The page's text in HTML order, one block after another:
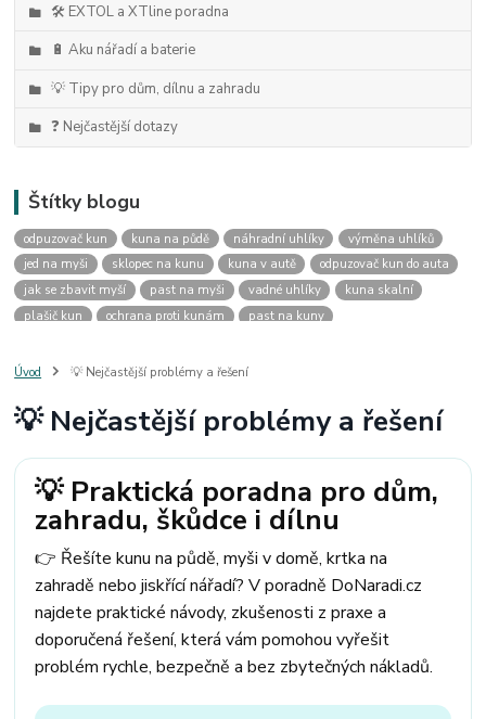
🛠️ EXTOL a XTline poradna
🔋 Aku nářadí a baterie
💡 Tipy pro dům, dílnu a zahradu
❓ Nejčastější dotazy
Štítky blogu
odpuzovač kun kuna na půdě náhradní uhlíky
výměna uhlíků
jed na myši
sklopec na kunu kuna v autě
odpuzovač kun do auta
jak se zbavit myší
past na myši vadné uhlíky
kuna skalní
plašič kun
ochrana proti kunám
past na kuny
past na kunu
myši v domě odpuzovač myší
štěnice
štěnice v hotelu jak se zbavit kuny
kuna ve střeše
mravenci a mšice
uhlíky do nářadí
uhlíky do nařadí
uhlíky do vysavače
uhlíky do pračky uhlíky do
uhlíky parkside
uhlíky ferm uhlíky makita
uhlíkové kartáče
kde sehnat uhlíky
kde koupit uhlíky
Úvod 💡 Nejčastější problémy a řešení
💡 Nejčastější problémy a řešení
💡 Praktická poradna pro dům,
zahradu, škůdce i dílnu
👉 Řešíte kunu na půdě, myši v domě, krtka na
zahradě nebo jiskřící nářadí? V poradně DoNaradi.cz
najdete praktické návody, zkušenosti z praxe a
doporučená řešení, která vám pomohou vyřešit
problém rychle, bezpečně a bez zbytečných nákladů.